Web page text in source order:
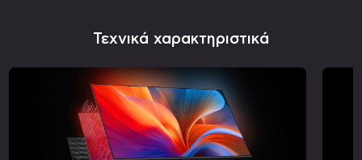
Τεχνικά χαρακτηριστικά